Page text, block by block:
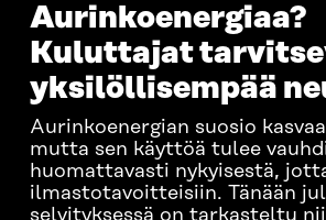
Aurinkoenergiaa?
Kuluttajat
yksilöllisempää
Aurinkoenergian suosio
mutta sen käyttöä tulee
huomattavasti nykyisestä,
ilmastotavoitteisiin. Tänään
selvityksessä on tarkasteltu